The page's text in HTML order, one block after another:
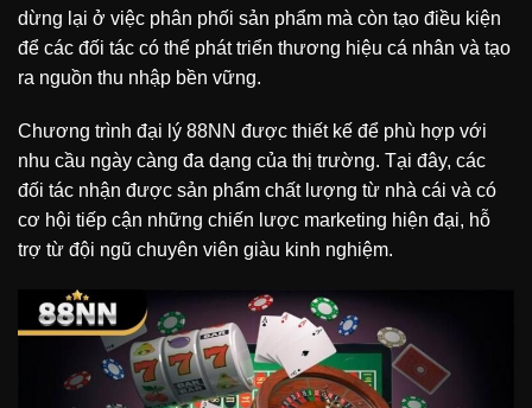
dừng lại ở việc phân phối sản phẩm mà còn tạo điều kiện
để các đối tác có thể phát triển thương hiệu cá nhân và tạo
ra nguồn thu nhập bền vững.
Chương trình đại lý 88NN được thiết kế để phù hợp với
nhu cầu ngày càng đa dạng của thị trường. Tại đây, các
đối tác nhận được sản phẩm chất lượng từ nhà cái và có
cơ hội tiếp cận những chiến lược marketing hiện đại, hỗ
trợ từ đội ngũ chuyên viên giàu kinh nghiệm.